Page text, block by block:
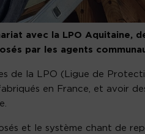
avec la LPO Aquitaine,
par les agents
de la LPO (Ligue de
en France, et avoir
et le système chant de